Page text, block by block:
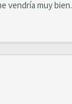
vendría muy bien.